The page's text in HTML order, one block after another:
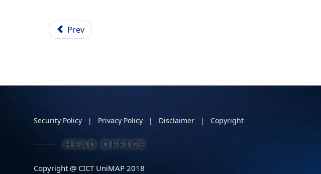
Prev
Security Policy | Privacy Policy | Disclaimer | Copyright
HEAD OFFICE
Copyright @ CICT UniMAP 2018